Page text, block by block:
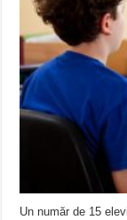
Un număr de 15